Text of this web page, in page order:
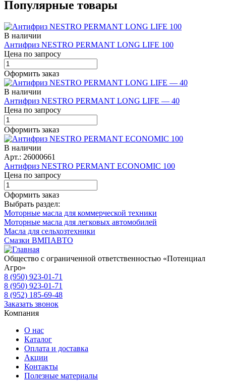
Популярные товары
В наличии
Антифриз NESTRO PERMANT LONG LIFE 100
Цена по запросу
Оформить заказ
В наличии
Антифриз NESTRO PERMANT LONG LIFE — 40
Цена по запросу
Оформить заказ
В наличии
Арт.: 26000661
Антифриз NESTRO PERMANT ECONOMIC 100
Цена по запросу
Оформить заказ
Выбрать раздел:
Моторные масла для коммерческой техники
Моторные масла для легковых автомобилей
Масла для сельхозтехники
Смазки ВМПАВТО
Общество с ограниченной ответственностью «Потенциал
Агро»
8 (950) 923-01-71
8 (950) 923-01-71
8 (952) 185-69-48
Заказать звонок
Компания
О нас
Каталог
Оплата и доставка
Акции
Контакты
Полезные материалы